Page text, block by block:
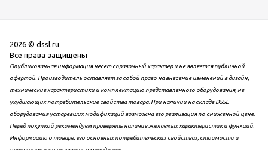
2026 © dssl.ru
Все права защищены
Опубликованная информация несет справочный характер и не является публичной
офертой. Производитель оставляет за собой право на внесение изменений в дизайн,
технические характеристики и комплектацию представленного оборудования, не
ухудшающих потребительские свойства товара. При наличии на складе DSSL
оборудования устаревших модификаций возможна его реализация по сниженной цене.
Перед покупкой рекомендуем проверять наличие желаемых характеристик и функций.
Информацию о товаре, его основных потребительских свойствах, стоимости и